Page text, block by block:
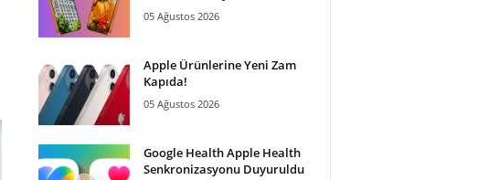
05 Ağustos 2026
Apple Ürünlerine Yeni Zam
Kapıda!
05 Ağustos 2026
Google Health Apple Health
Senkronizasyonu Duyuruldu